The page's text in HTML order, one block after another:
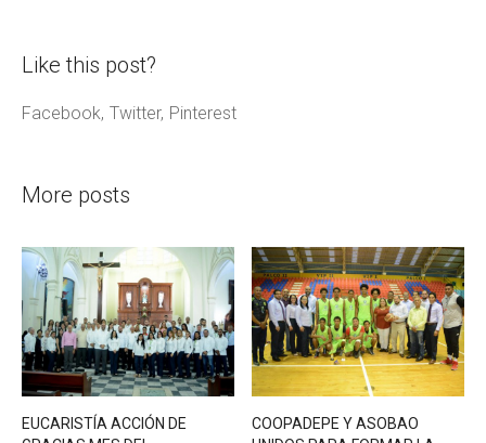
Like this post?
Facebook Twitter Pinterest
More posts
EUCARISTÍA ACCIÓN DE
COOPADEPE Y ASOBAO